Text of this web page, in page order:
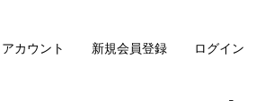
カウント 新規会員登録 ログイン